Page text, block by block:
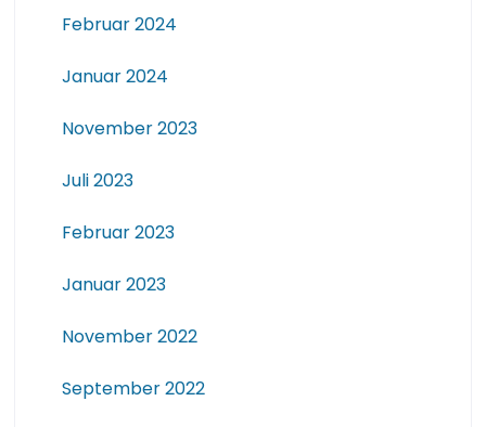
Februar 2024
Januar 2024
November 2023
Juli 2023
Februar 2023
Januar 2023
November 2022
September 2022